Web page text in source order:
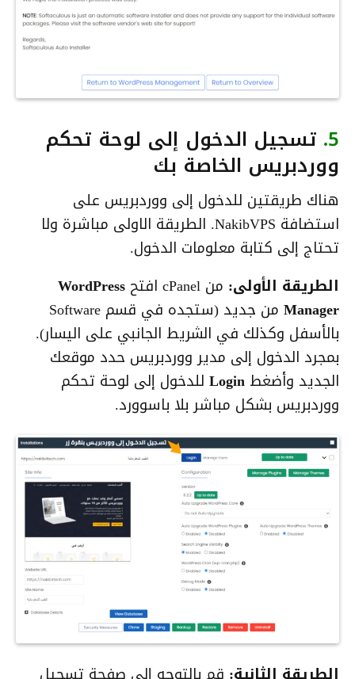
5. تسجيل الدخول إلى لوحة تحكم
ووردبريس الخاصة بك
هناك طريقتين للدخول إلى ووردبريس على
استضافة NakibVPS. الطريقة الاولى مباشرة ولا
تحتاج إلى كتابة معلومات الدخول.
الطريقة الأولى: من cPanel افتح
WordPress
Manager
من جديد (ستجده في قسم Software
بالأسفل وكذلك في الشريط الجانبي على اليسار).
بمجرد الدخول إلى مدير ووردبريس حدد موقعك
الجديد وأضغط Login للدخول إلى لوحة تحكم
ووردبريس بشكل مباشر بلا باسوورد.